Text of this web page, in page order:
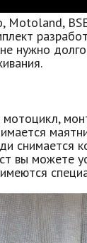
нужно
мотоцикл,
снимается
вы можете